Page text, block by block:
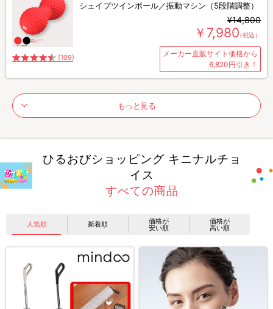
(109)
シェイプツインボール／振動マシン（5段階調整）
¥14,800
￥7,980（税込）
メーカー直販サイト価格から
6,820円引き！
もっと見る
ひるおびショッピング キニナルチョ
イス
すべての商品
人気順 新着順 価格が
安い順
価格が
高い順